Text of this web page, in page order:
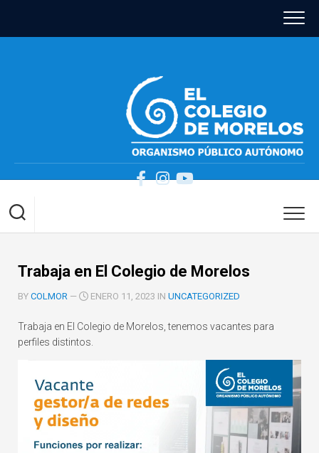
content
Trabaja en El Colegio de Morelos
BY COLMOR — ENERO 11, 2023 IN UNCATEGORIZED
Trabaja en El Colegio de Morelos, tenemos vacantes para
perfiles distintos.